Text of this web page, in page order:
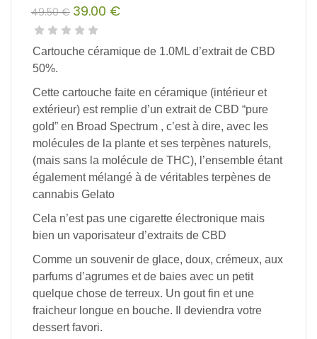
49.50€
Le
prix
initial
49.50 €.
39.00 €
Le
prix
actuel
39.00 €.
Cartouche céramique de 1.0ML d’extrait de CBD
50%.
Cette cartouche faite en céramique (intérieur et
extérieur) est remplie d’un extrait de CBD “pure
gold” en Broad Spectrum , c’est à dire, avec les
molécules de la plante et ses terpènes naturels,
(mais sans la molécule de THC), l’ensemble étant
également mélangé à de véritables terpènes de
cannabis Gelato
Cela n’est pas une cigarette électronique mais
bien un vaporisateur d’extraits de CBD
Comme un souvenir de glace, doux, crémeux, aux
parfums d’agrumes et de baies avec un petit
quelque chose de terreux. Un gout fin et une
fraicheur longue en bouche. Il deviendra votre
dessert favori.